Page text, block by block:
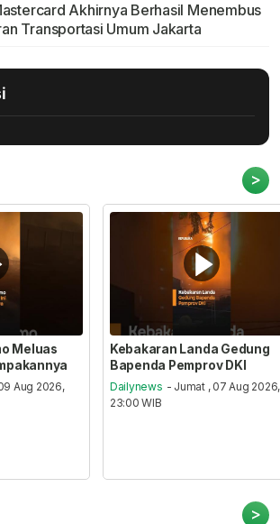
Akhirnya Berhasil Menembus
Transportasi Umum Jakarta
>
Meluas
Aug 2026,
Kebakaran Landa Gedung
Bapenda Pemprov DKI
Dailynews - Jumat , 07 Aug 2026,
23:00 WIB
>